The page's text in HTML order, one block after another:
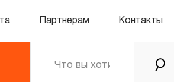
Партнерам Контакты